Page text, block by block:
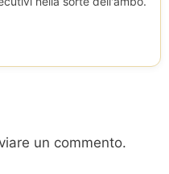
un commento.